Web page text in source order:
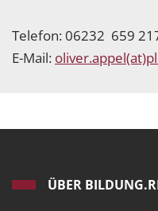
Telefon: 06232 659
E-Mail:
ÜBER